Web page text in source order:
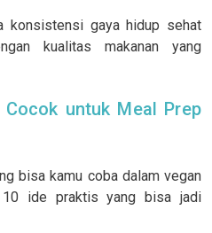
konsistensi gaya hidup sehat
kualitas makanan yang
untuk Meal Prep
bisa kamu coba dalam vegan
ide praktis yang bisa jadi